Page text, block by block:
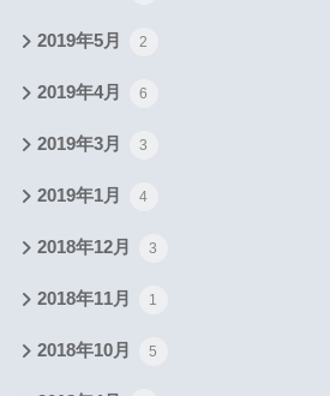
2019年5月 2
2019年4月 6
2019年3月 3
2019年1月 4
2018年12月 3
2018年11月 1
2018年10月 5